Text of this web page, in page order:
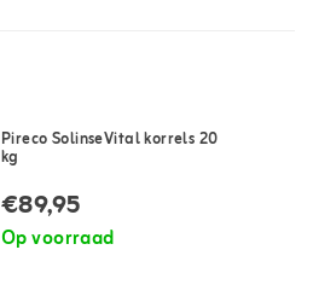
Pireco SolinseVital korrels 20
kg
€89,95
Op voorraad